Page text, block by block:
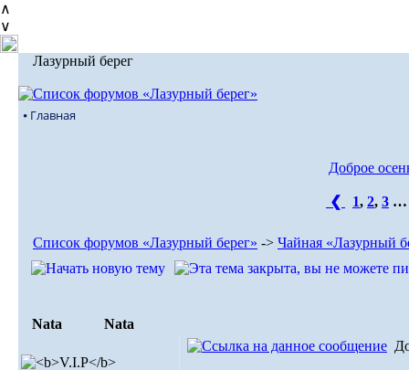
∧
∨
Лазурный берег
⦁ Главная
Доброе
❮ 1, 2, 3
Список форумов «Лазурный берег» -> Чайная «Лазурный
Nata Nata